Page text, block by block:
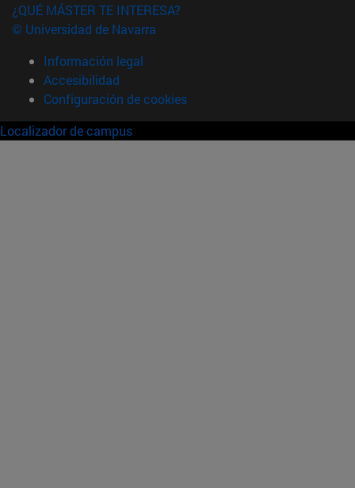
¿QUÉ MÁSTER TE INTERESA?
© Universidad de Navarra
Información legal
Accesibilidad
Configuración de cookies
Localizador de campus